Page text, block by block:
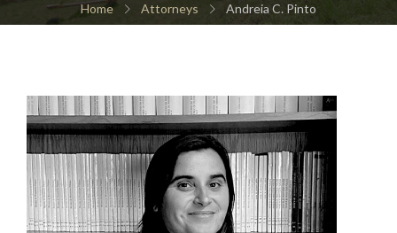
Home Attorneys Andreia C. Pinto